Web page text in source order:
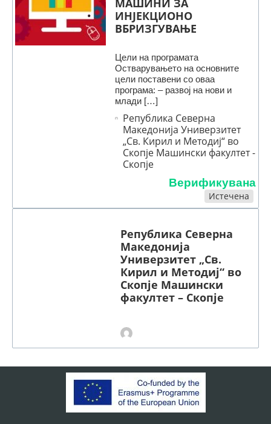
МАШИНИ ЗА
ИНЈЕКЦИОНО
ВБРИЗГУВАЊЕ
Цели на програмата
Остварувањето на основните
цели поставени со оваа
програма: – развој на нови и
млади […]
Република Северна
Македонија Универзитет
„Св. Кирил и Методиј“ во
Скопје Машински факултет -
Скопје
Верификувана
Истечена
Република Северна
Македонија
Универзитет „Св.
Кирил и Методиј“ во
Скопје Машински
факултет – Скопје